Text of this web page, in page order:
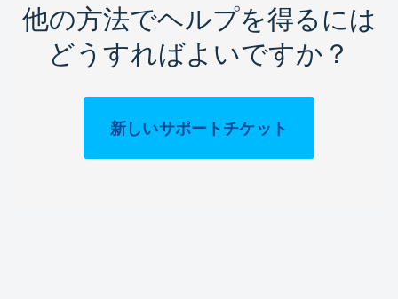
他の方法でヘルプを得るには
どうすればよいですか？
新しいサポートチケット